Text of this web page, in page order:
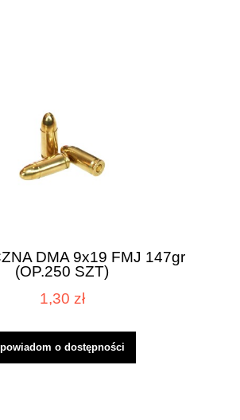
DMA 9x19 FMJ 147gr
(OP.250 SZT)
1,30 zł
powiadom o dostępności